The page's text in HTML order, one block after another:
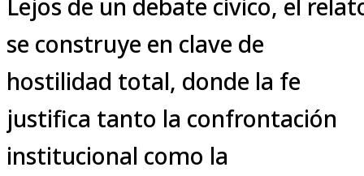
se construye en clave de
hostilidad total, donde la fe
justifica tanto la confrontación
institucional como la